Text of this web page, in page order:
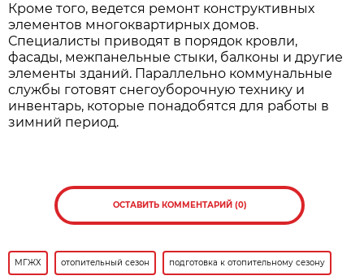
Кроме того, ведется ремонт конструктивных
элементов многоквартирных домов.
Специалисты приводят в порядок кровли,
фасады, межпанельные стыки, балконы и другие
элементы зданий. Параллельно коммунальные
службы готовят снегоуборочную технику и
инвентарь, которые понадобятся для работы в
зимний период.
ОСТАВИТЬ КОММЕНТАРИЙ (0)
МГЖХ отопительный сезон подготовка к отопительному сезону